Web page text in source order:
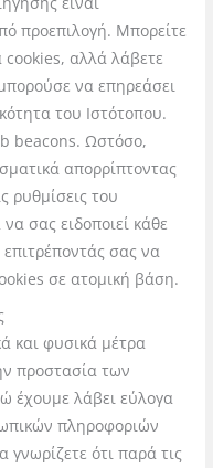
προεπιλογή. Μπορείτε
αλλά λάβετε
να επηρεάσει
του Ιστότοπου.
beacons. Ωστόσο,
απορρίπτοντας
ρυθμίσεις του
σας ειδοποιεί κάθε
σας να
σε ατομική βάση.
και φυσικά μέτρα
προστασία των
έχουμε λάβει εύλογα
πληροφοριών
ότι παρά τις